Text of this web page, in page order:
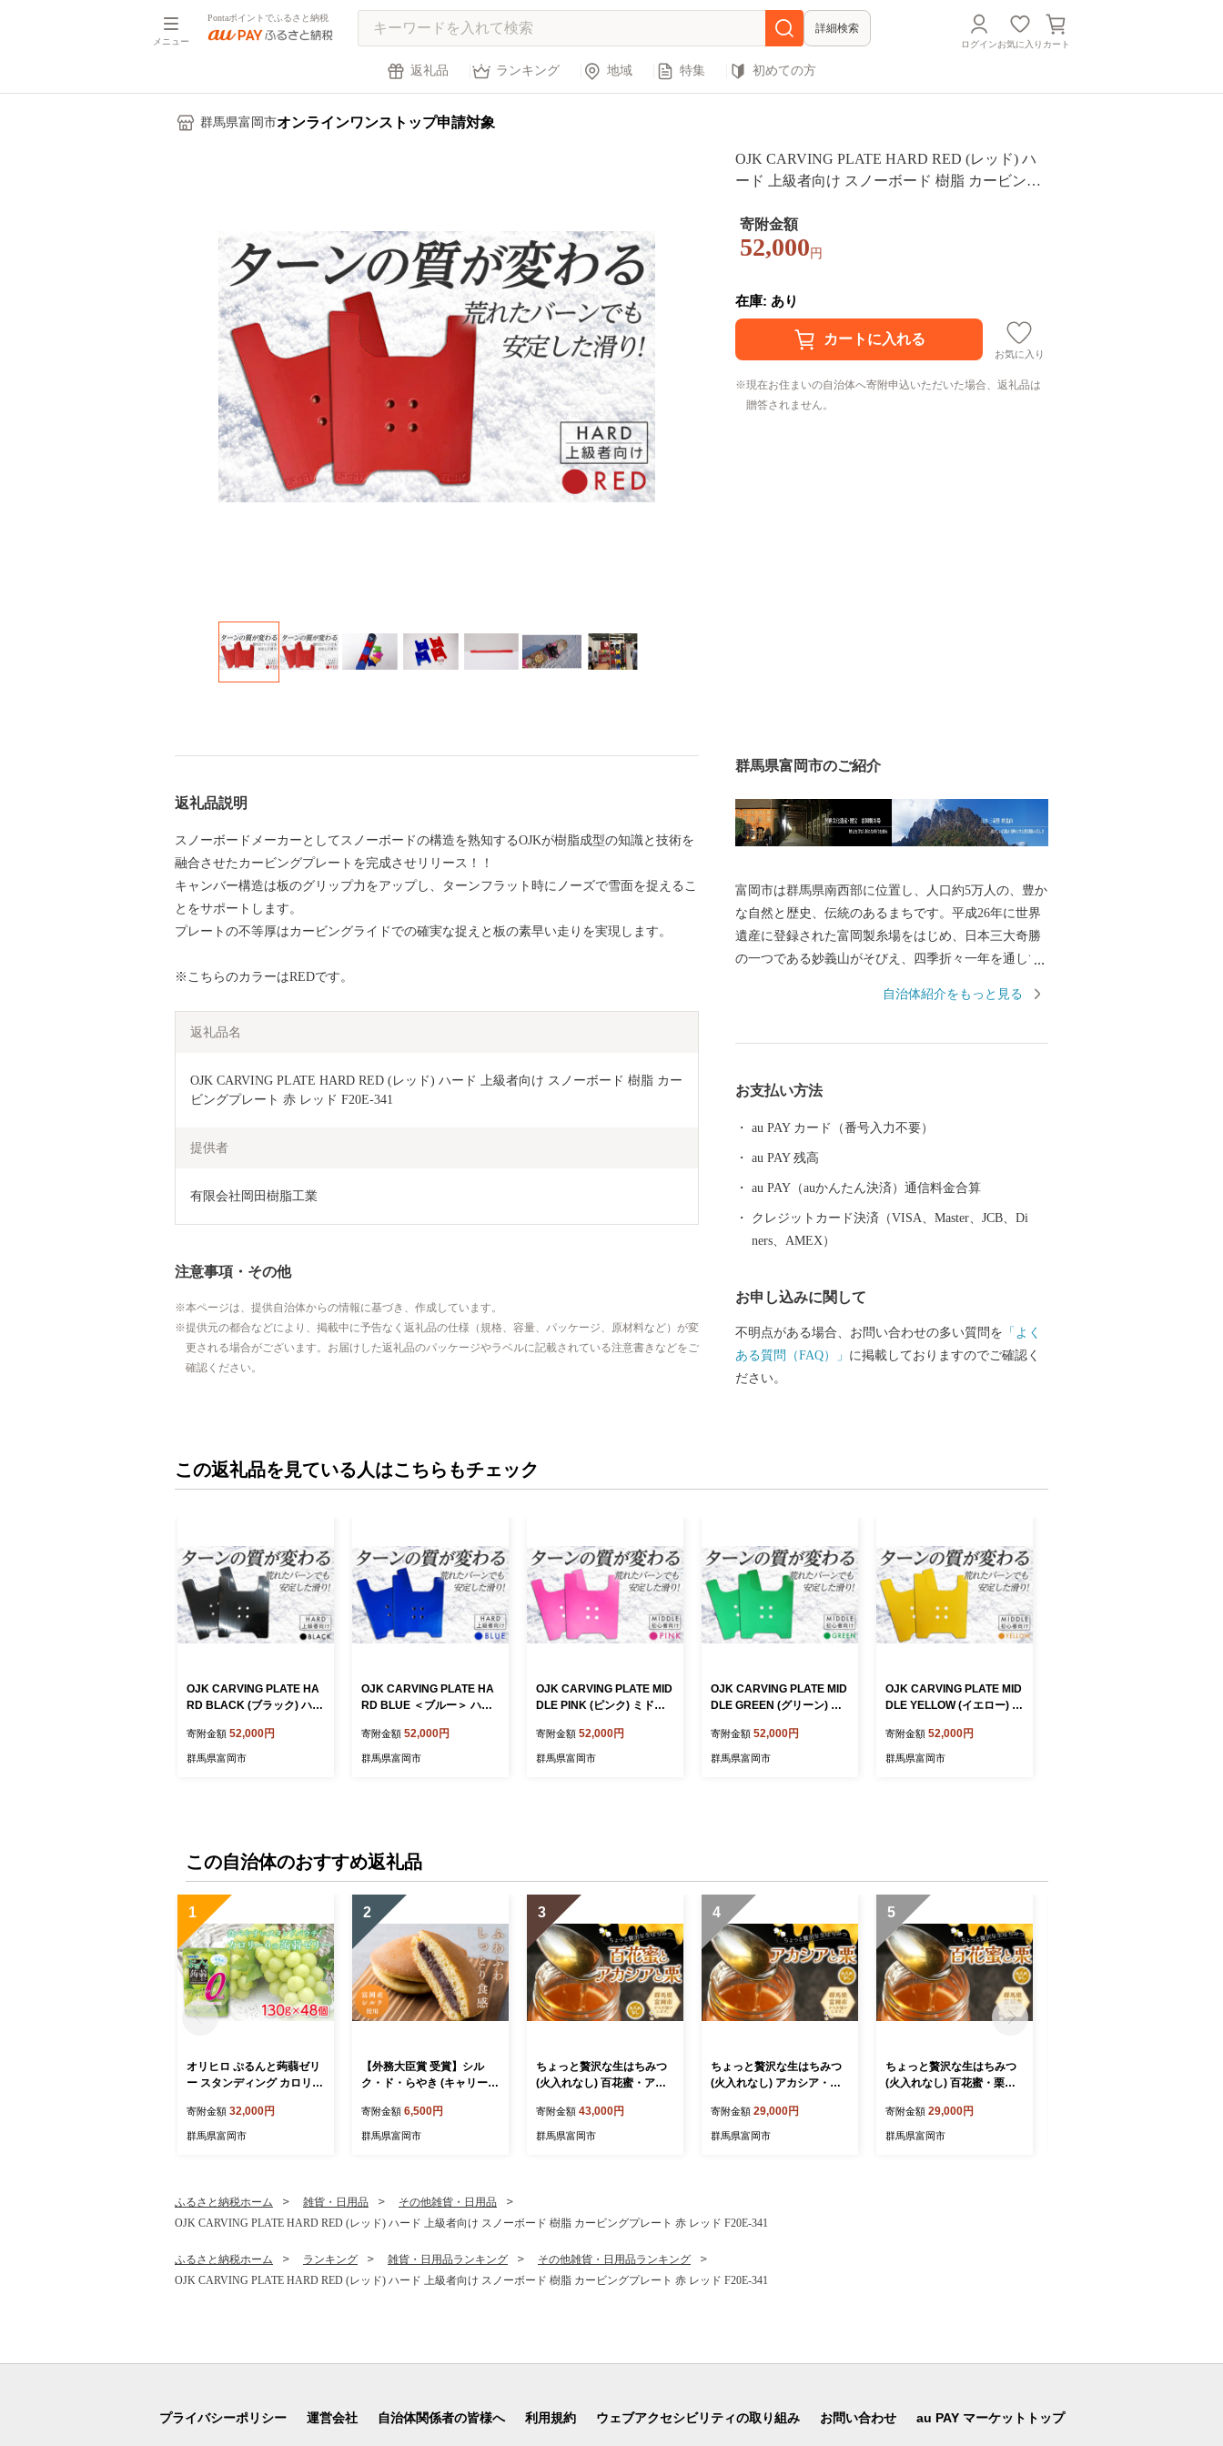
メニュー
Pontaポイントでふるさと納税
詳細検索
ログインお気に入り カート
返礼品 ランキング 地域 特集 初めての方
群馬県富岡市オンラインワンストップ申請対象
OJK CARVING PLATE HARD RED (レッド) ハ
ード 上級者向け スノーボード 樹脂 カービング
寄附金額
52,000 円
在庫: あり
お気に入り
現在お住まいの自治体へ寄附申込いただいた場合、返礼品は
贈答されません。
返礼品説明
スノーボードメーカーとしてスノーボードの構造を熟知するOJKが樹脂成型の知識と技術を
融合させたカービングプレートを完成させリリース！！
キャンバー構造は板のグリップ力をアップし、ターンフラット時にノーズで雪面を捉えるこ
とをサポートします。
プレートの不等厚はカービングライドでの確実な捉えと板の素早い走りを実現します。
※こちらのカラーはREDです。
返礼品名
OJK CARVING PLATE HARD RED (レッド) ハード 上級者向け スノーボード 樹脂 カー
ビングプレート 赤 レッド F20E-341
提供者
有限会社岡田樹脂工業
注意事項・その他
本ページは、提供自治体からの情報に基づき、作成しています。
提供元の都合などにより、掲載中に予告なく返礼品の仕様（規格、容量、パッケージ、原材料など）が変
更される場合がございます。お届けした返礼品のパッケージやラベルに記載されている注意書きなどをご
確認ください。
群馬県富岡市のご紹介
富岡市は群馬県南西部に位置し、人口約5万人の、豊か
な自然と歴史、伝統のあるまちです。平成26年に世界
遺産に登録された富岡製糸場をはじめ、日本三大奇勝
の一つである妙義山がそびえ、四季折々一年を通して
だき、富岡市の魅力をご体感ください。
自治体紹介をもっと見る
お支払い方法
au PAY カード（番号入力不要）
au PAY 残高
au PAY（auかんたん決済）通信料金合算
クレジットカード決済（VISA、Master、JCB、Di
ners、AMEX）
お申し込みに関して
不明点がある場合、お問い合わせの多い質問を 「よく
ある質問（FAQ）」 に掲載しておりますのでご確認く
ださい。
この返礼品を見ている人はこちらもチェック
OJK CARVING PLATE HA
RD BLACK (ブラック) ハー
樹脂 カービングプレート 黒
ブラック F20E-617
寄附金額 52,000円
群馬県富岡市
OJK CARVING PLATE HA
RD BLUE ＜ブルー＞ ハー
樹脂 カービングプレート 青
ブルー F20E-048
寄附金額 52,000円
群馬県富岡市
OJK CARVING PLATE MID
DLE PINK (ピンク) ミドル
脂 カービングプレート ピン
ク F20E-342
寄附金額 52,000円
群馬県富岡市
OJK CARVING PLATE MID
DLE GREEN (グリーン) ミ
ド 樹脂 カービングプレート
グリーン 緑 F20E-343
寄附金額 52,000円
群馬県富岡市
OJK CARVING PLATE MID
DLE YELLOW (イエロー) ミ
ド 樹脂 カービングプレート
イエロー 黄色 F20E-344
寄附金額 52,000円
群馬県富岡市
この自治体のおすすめ返礼品
1
オリヒロ ぷるんと蒟蒻ゼリ
ー スタンディング カロリー
＞ 1ケース(48個入) こんに
ゃく ゼリー スタンドパウチ
寄附金額 32,000円
群馬県富岡市
2
【外務大臣賞 受賞】シル
ク・ド・らやき (キャリー箱
どらやき 銘菓 まゆ菓優 田
島屋 ご当地 お菓子 和菓子
寄附金額 6,500円
群馬県富岡市
3
ちょっと贅沢な生はちみつ
(火入れなし) 百花蜜・アカ
寄附金額 43,000円
群馬県富岡市
4
ちょっと贅沢な生はちみつ
(火入れなし) アカシア・栗
寄附金額 29,000円
群馬県富岡市
5
ちょっと贅沢な生はちみつ
(火入れなし) 百花蜜・栗セ
寄附金額 29,000円
群馬県富岡市
ふるさと納税ホーム 雑貨・日用品
その他雑貨・日用品
OJK CARVING PLATE HARD RED (レッド) ハード 上級者向け スノーボード 樹脂 カービングプレート 赤 レッド F20E-341
ふるさと納税ホーム ランキング 雑貨・日用品ランキング
その他雑貨・日用品ランキング
OJK CARVING PLATE HARD RED (レッド) ハード 上級者向け スノーボード 樹脂 カービングプレート 赤 レッド F20E-341
プライバシーポリシー 運営会社 自治体関係者の皆様へ 利用規約 ウェブアクセシビリティの取り組み お問い合わせ au PAY マーケットトップ